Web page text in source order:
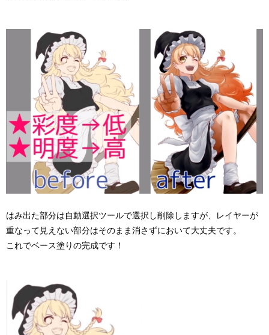
はみ出た部分は自動選択ツールで選択し削除しますが、レイヤーが
重なって見えない部分はそのまま消さずにおいて大丈夫です。
これでベース塗りの完成です！